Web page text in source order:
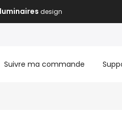
luminaires design
Suivre ma commande